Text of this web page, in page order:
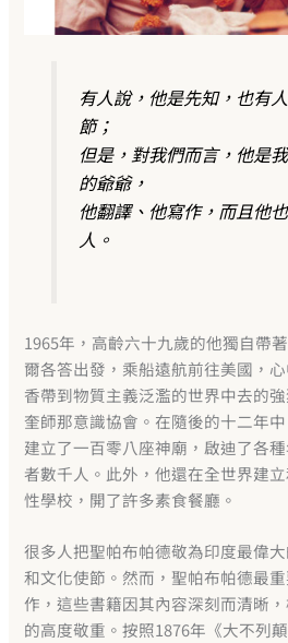
有人說，他是先知，也有
節；
但是，對我們而言，他是
的爺爺，
他翻譯、他寫作，而且他
人。
1965年，高齡六十九歲的他獨自帶
爾各答出發，乘船遠航前往美國，
香帶到物質主義泛濫的世界中去的
奎師那意識協會。在隨後的十二年
建立了一百零八座神廟，啟迪了各
者數千人。此外，他還在全世界建
性學校，開了許多素食餐廳。
很多人把聖帕布帕德敬為印度最偉
和文化使節。然而，聖帕布帕德最
作，這些書籍因其內容深刻而清晰
的高度敬重。按照1876年《大不列